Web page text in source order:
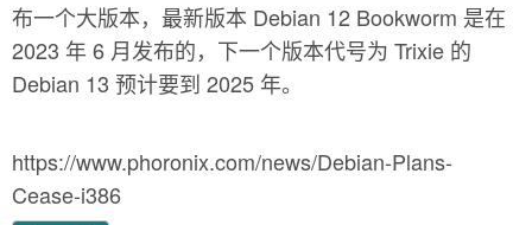
布一个大版本，最新版本 Debian 12 Bookworm 是在
2023 年 6 月发布的，下一个版本代号为 Trixie 的
Debian 13 预计要到 2025 年。
https://www.phoronix.com/news/Debian-Plans-
Cease-i386